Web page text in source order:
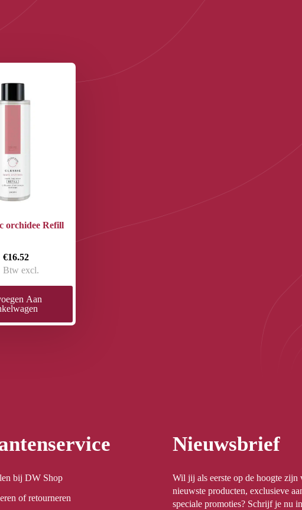
orchidee Refill
€16.52
Btw excl.
Aan
bij DW Shop
of retourneren
Nieuwsbrief
Wil jij als eerste op de hoogte zijn
nieuwste producten, exclusieve
speciale promoties? Schrijf je nu